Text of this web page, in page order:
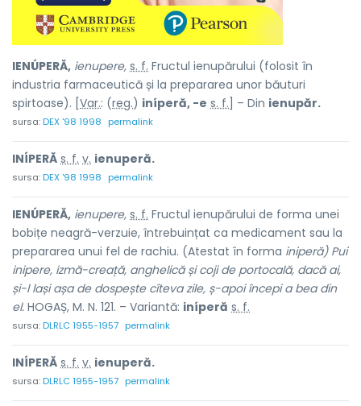
IENÚPERĂ, ienupere, s. f. Fructul ienupărului (folosit în
industria farmaceutică și la prepararea unor băuturi
spirtoase). [ Var.: (reg.) iníperă, -e s. f. ] – Din ienupăr.
sursa:DEX '98 1998 permalink
INÍPERĂ s. f. v. ienuperă.
sursa:DEX '98 1998 permalink
IENÚPERĂ, ienupere, s. f. Fructul ienupărului de forma unei
bobițe neagră-verzuie, întrebuințat ca medicament sau la
prepararea unui fel de rachiu. (Atestat în forma iniperă) Pui
inipere, izmă-creață, anghelică și coji de portocală, dacă ai,
și-l lași așa de dospește cîteva zile, ș-apoi începi a bea din
el. HOGAȘ, M. N. 121. – Variantă: iníperă s. f.
sursa:DLRLC 1955-1957 permalink
INÍPERĂ s. f. v. ienuperă.
sursa:DLRLC 1955-1957 permalink